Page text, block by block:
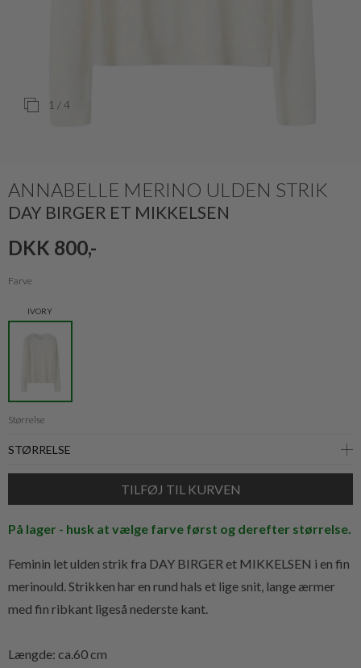
1 / 4
ANNABELLE MERINO ULDEN STRIK
DAY BIRGER ET MIKKELSEN
DKK 800,-
Farve
IVORY
Størrelse
På lager - husk at vælge farve først og derefter størrelse.
Feminin let ulden strik fra DAY BIRGER et MIKKELSEN i en fin
merinould. Strikken har en rund hals et lige snit, lange ærmer
med fin ribkant ligeså nederste kant.
Længde: ca.60 cm